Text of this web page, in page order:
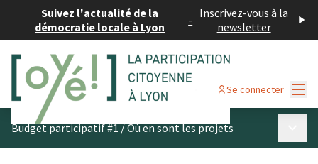
Suivez l'actualité de la
démocratie locale à Lyon
- Inscrivez-vous à la
newsletter
Se connecter
Budget participatif #1/Où en sont les projets